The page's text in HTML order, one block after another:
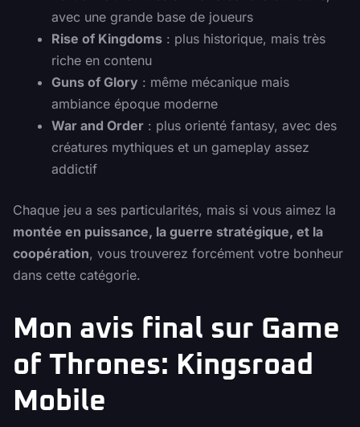
avec une grande base de joueurs
Rise of Kingdoms : plus historique, mais très
riche en contenu
Guns of Glory : même mécanique mais
ambiance époque moderne
War and Order : plus orienté fantasy, avec des
créatures mythiques et un gameplay assez
addictif
Chaque jeu a ses particularités, mais si vous aimez la
montée en puissance, la guerre stratégique, et la
coopération, vous trouverez forcément votre bonheur
dans cette catégorie.
Mon avis final sur Game
of Thrones: Kingsroad
Mobile